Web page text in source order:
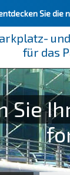
Sie die
für das
Sie